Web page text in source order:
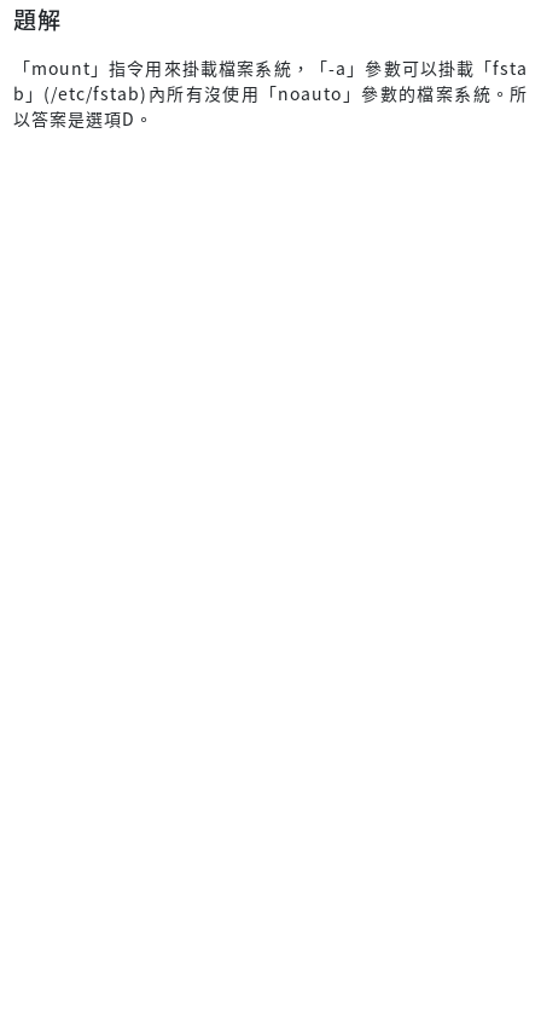
題解
「mount」指令用來掛載檔案系統，「-a」參數可以掛載「fsta
b」(/etc/fstab)內所有沒使用「noauto」參數的檔案系統。所
以答案是選項D。